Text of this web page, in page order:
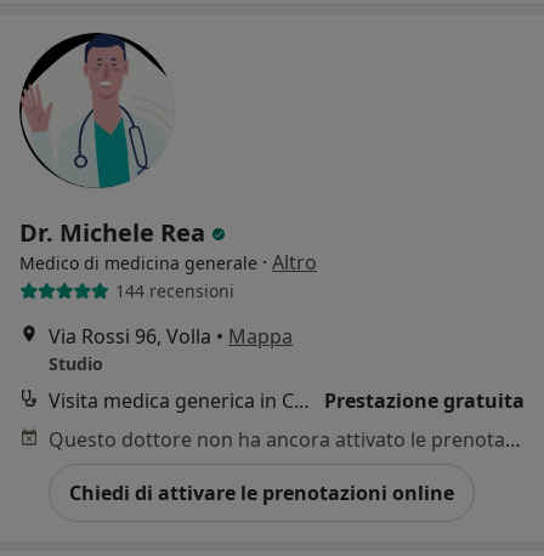
Dr. Michele Rea
Medico di medicina generale · Altro
144 recensioni
Via Rossi 96, Volla • Mappa
Studio
Visita medica generica in CONVENZIONE
Prestazione gratuita
Questo dottore non ha ancora attivato le prenotazioni online presso questo indirizzo.
Chiedi di attivare le prenotazioni online